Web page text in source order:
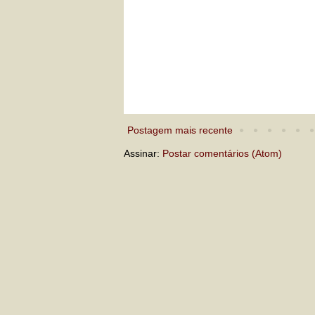
Postagem mais recente
Assinar: Postar comentários (Atom)